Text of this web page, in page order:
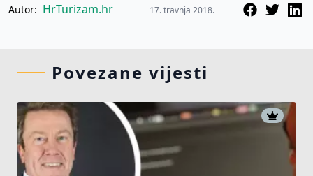
Autor: HrTurizam.hr 17. travnja 2018.
Povezane vijesti